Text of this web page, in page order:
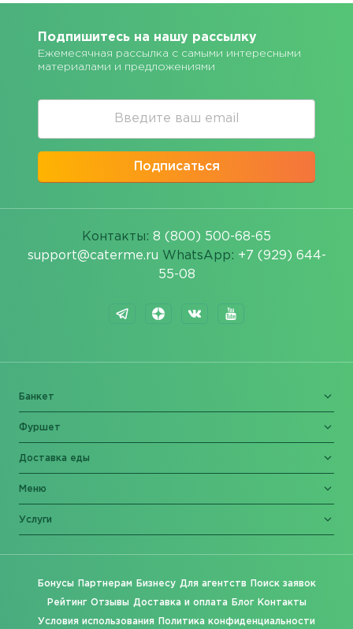
Подпишитесь на нашу рассылку
Ежемесячная рассылка с самыми интересными
материалами и предложениями
Подписаться
Контакты: 8 (800) 500-68-65
support@caterme.ru WhatsApp: +7 (929) 644-
55-08
Банкет
Фуршет
Доставка еды
Меню
Услуги
Бонусы Партнерам Бизнесу Для агентств Поиск заявок
Рейтинг Отзывы Доставка и оплата Блог Контакты
Условия использования Политика конфиденциальности